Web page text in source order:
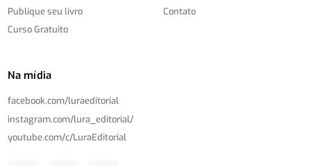
Publique seu livro
Curso Gratuito
Contato
Na mídia
facebook.com/luraeditorial
instagram.com/lura_editorial/
youtube.com/c/LuraEditorial